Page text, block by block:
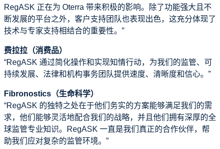
RegASK 正在为 Oterra 带来积极的影响。除了功能强大且不
断发展的平台之外，客户支持团队也表现出色，这充分体现了
技术与专家支持相结合的重要性。”
费拉拉（消费品）
“RegASK 通过简化操作和实现知情行动，为我们的监管、可
持续发展、法律和机构事务团队提供速度、清晰度和信心。”
Fibronostics（生命科学）
“RegASK 的独特之处在于他们务实的方案能够满足我们的需
求，他们能够灵活地配合我们的战略，并且他们拥有深厚的全
球监管专业知识。RegASK 一直是我们真正的合作伙伴，帮
助我们应对复杂的监管环境。”